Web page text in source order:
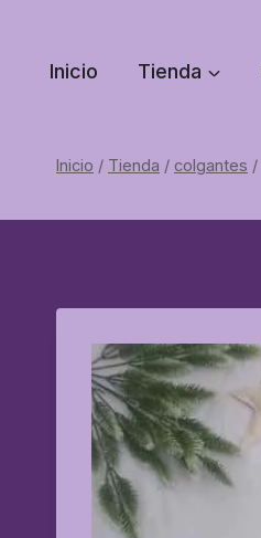
contenido
Inicio Tienda
Inicio / Tienda / colgantes /